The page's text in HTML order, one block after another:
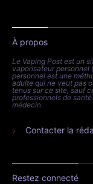
À propos
Le Vaping Post est un
vaporisateur
personnel est une
adulte qui ne veut pas
tenus sur ce site, sauf
professionnels de
médecin.
Contacter la
Restez connecté